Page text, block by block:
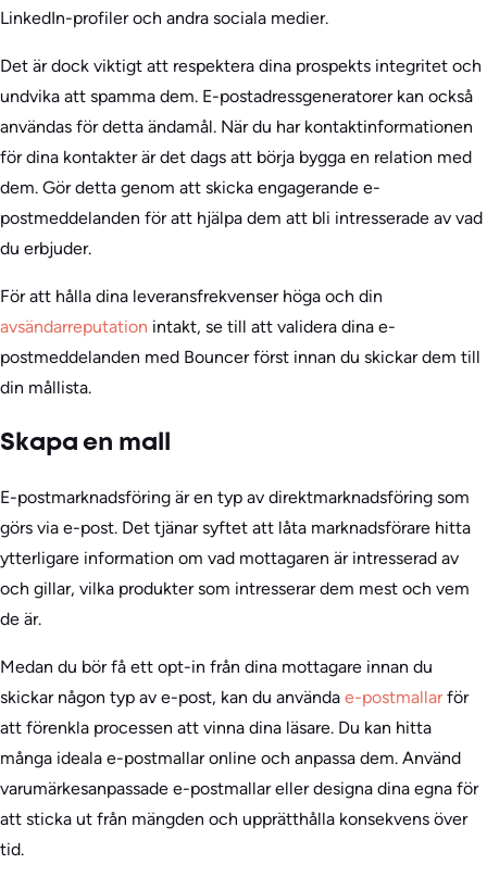
LinkedIn-profiler och andra sociala medier.
Det är dock viktigt att respektera dina prospekts integritet och
undvika att spamma dem. E-postadressgeneratorer kan också
användas för detta ändamål. När du har kontaktinformationen
för dina kontakter är det dags att börja bygga en relation med
dem. Gör detta genom att skicka engagerande e-
postmeddelanden för att hjälpa dem att bli intresserade av vad
du erbjuder.
För att hålla dina leveransfrekvenser höga och din
avsändarreputation intakt, se till att validera dina e-
postmeddelanden med Bouncer först innan du skickar dem till
din mållista.
Skapa en mall
E-postmarknadsföring är en typ av direktmarknadsföring som
görs via e-post. Det tjänar syftet att låta marknadsförare hitta
ytterligare information om vad mottagaren är intresserad av
och gillar, vilka produkter som intresserar dem mest och vem
de är.
Medan du bör få ett opt-in från dina mottagare innan du
skickar någon typ av e-post, kan du använda e-postmallarför
att förenkla processen att vinna dina läsare. Du kan hitta
många ideala e-postmallar online och anpassa dem. Använd
varumärkesanpassade e-postmallar eller designa dina egna för
att sticka ut från mängden och upprätthålla konsekvens över
tid.